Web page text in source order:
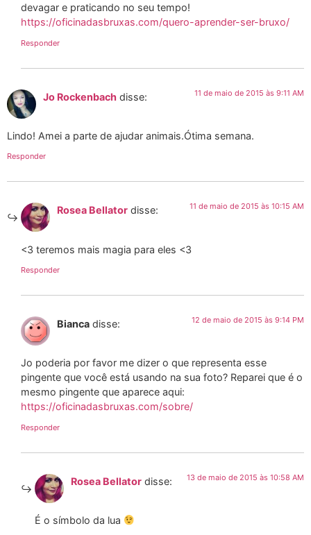
devagar e praticando no seu tempo!
https://oficinadasbruxas.com/quero-aprender-ser-bruxo/
Responder
Jo Rockenbach disse: 11 de maio de 2015 às 9:11 AM
Lindo! Amei a parte de ajudar animais.Ótima semana.
Responder
Rosea Bellator disse: 11 de maio de 2015 às 10:15 AM
<3 teremos mais magia para eles <3
Responder
Bianca disse: 12 de maio de 2015 às 9:14 PM
Jo poderia por favor me dizer o que representa esse
pingente que você está usando na sua foto? Reparei que é o
mesmo pingente que aparece aqui:
https://oficinadasbruxas.com/sobre/
Responder
Rosea Bellator disse: 13 de maio de 2015 às 10:58 AM
É o símbolo da lua